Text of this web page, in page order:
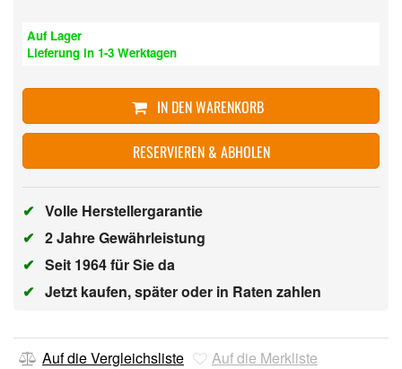
Auf Lager
Lieferung in 1-3 Werktagen
IN DEN WARENKORB
RESERVIEREN & ABHOLEN
✔ Volle Herstellergarantie
✔ 2 Jahre Gewährleistung
✔ Seit 1964 für Sie da
✔ Jetzt kaufen, später oder in Raten zahlen
Auf die Vergleichsliste
Auf die Merkliste